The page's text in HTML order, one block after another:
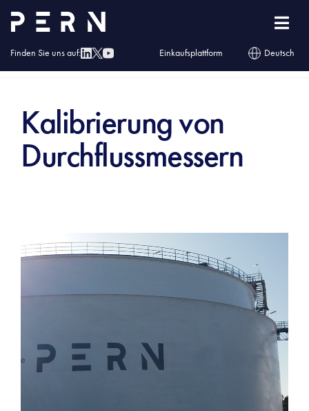
Finden Sie uns auf: Einkaufsplattform Deutsch
Kalibrierung von
Durchflussmessern